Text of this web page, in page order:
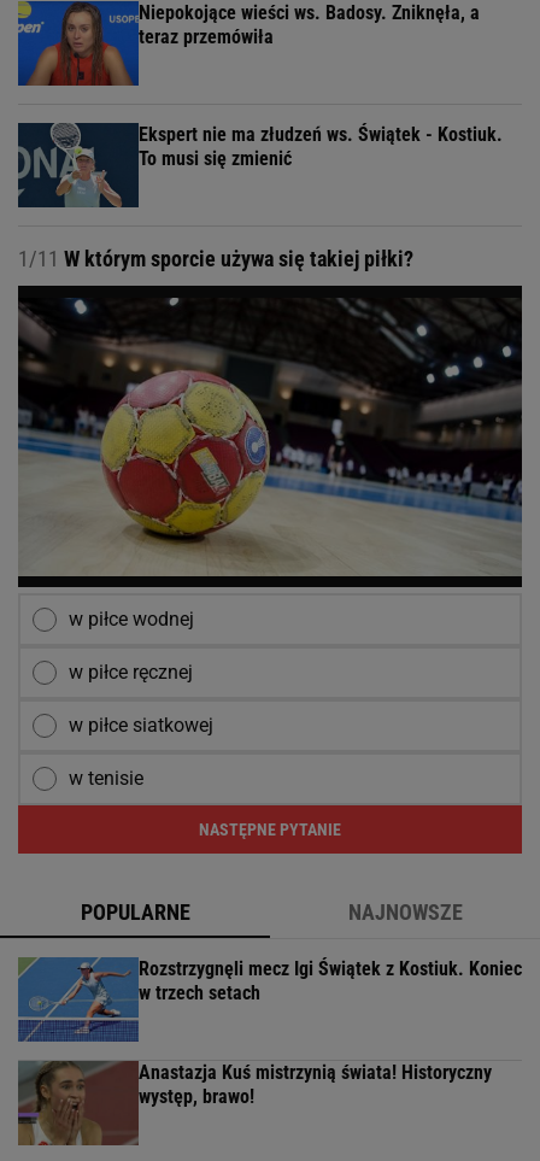
Niepokojące wieści ws. Badosy. Zniknęła, a
teraz przemówiła
Ekspert nie ma złudzeń ws. Świątek - Kostiuk.
To musi się zmienić
1/11 W którym sporcie używa się takiej piłki?
w piłce wodnej
w piłce ręcznej
w piłce siatkowej
w tenisie
NASTĘPNE PYTANIE
POPULARNE NAJNOWSZE
Rozstrzygnęli mecz Igi Świątek z Kostiuk. Koniec
w trzech setach
Anastazja Kuś mistrzynią świata! Historyczny
występ, brawo!